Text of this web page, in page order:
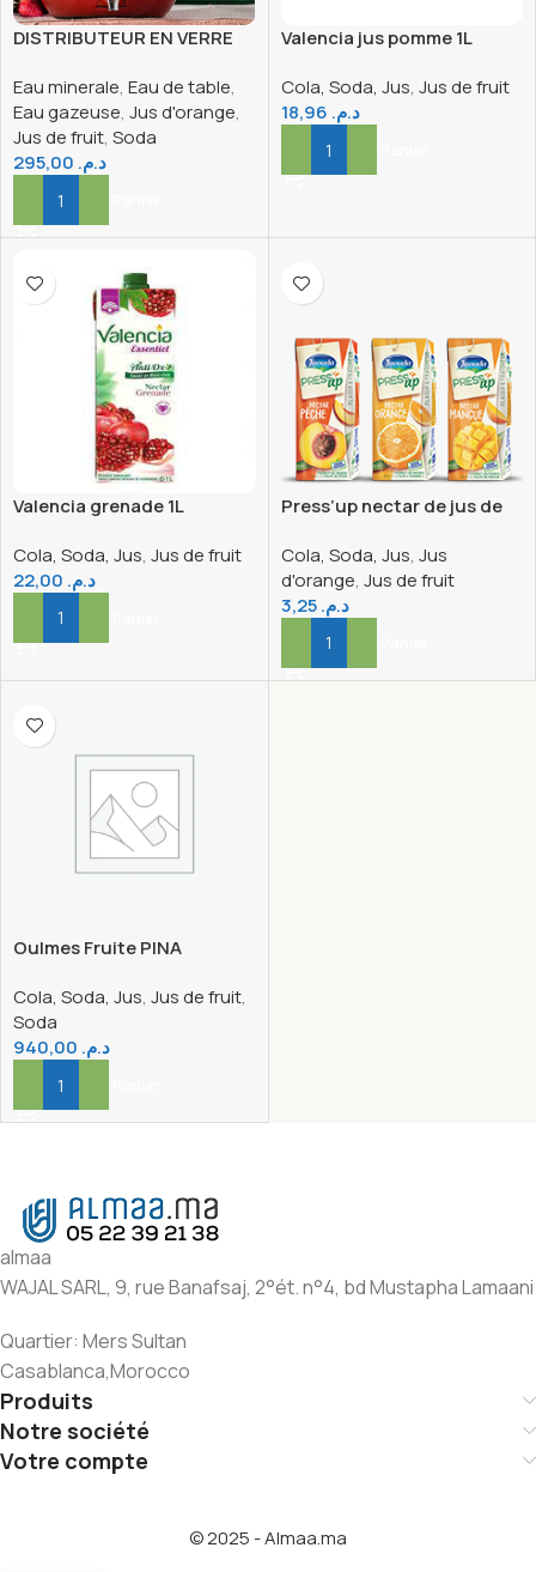
DISTRIBUTEUR EN VERRE
(eau,jus,boisson…)
Eau minerale, Eau de table,
Eau gazeuse, Jus d'orange,
Jus de fruit, Soda
د.م.
Ajouter Au Panier
Valencia jus pomme 1L
Cola, Soda, Jus, Jus de fruit
د.م.
Ajouter Au Panier
Valencia grenade 1L
Cola, Soda, Jus, Jus de fruit
د.م.
Ajouter Au Panier
Press’up nectar de jus de
vitamine C
Cola, Soda, Jus, Jus
d'orange, Jus de fruit
د.م.3,25
Ajouter Au Panier
Oulmes Fruite PINA
Cola, Soda, Jus, Jus de fruit,
Soda
د.م.
Ajouter Au Panier
almaa
WAJAL SARL, 9, rue Banafsaj, 2°ét. n°4, bd Mustapha Lamaani
Quartier: Mers Sultan
Casablanca,Morocco
Produits
Notre société
Votre compte
© 2025 - Almaa.ma